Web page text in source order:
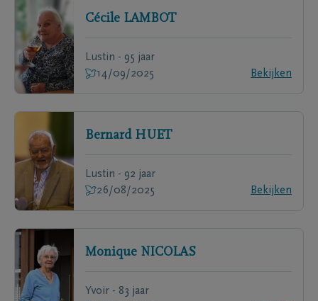
Cécile LAMBOT
Lustin - 95 jaar
14/09/2025
Bekijken
Bernard HUET
Lustin - 92 jaar
26/08/2025
Bekijken
Monique NICOLAS
Yvoir - 83 jaar